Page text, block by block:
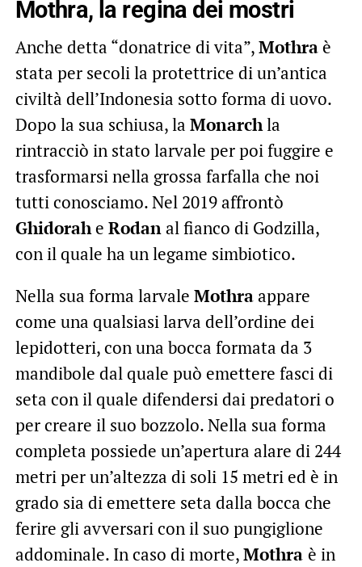
Mothra, la regina dei mostri
Anche detta “donatrice di vita”,Mothraè
stata per secoli la protettrice di un’antica
civiltà dell’Indonesia sotto forma di uovo.
Dopo la sua schiusa, la Monarchla
rintracciò in stato larvale per poi fuggire e
trasformarsi nella grossa farfalla che noi
tutti conosciamo. Nel 2019 affrontò
Ghidorahe Rodanal fianco di Godzilla,
con il quale ha un legame simbiotico.
Nella sua forma larvale Mothraappare
come una qualsiasi larva dell’ordine dei
lepidotteri, con una bocca formata da 3
mandibole dal quale può emettere fasci di
seta con il quale difendersi dai predatori o
per creare il suo bozzolo. Nella sua forma
completa possiede un’apertura alare di 244
metri per un’altezza di soli 15 metri ed è in
grado sia di emettere seta dalla bocca che
ferire gli avversari con il suo pungiglione
addominale. In caso di morte,Mothra è in